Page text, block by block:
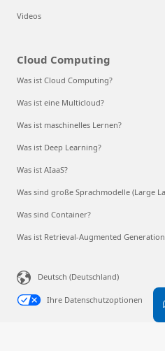
Videos
Cloud Computing
Was ist Cloud Computing?
Was ist eine Multicloud?
Was ist maschinelles Lernen?
Was ist Deep Learning?
Was ist AIaaS?
Was sind große Sprachmodelle (Large
Was sind Container?
Was ist Retrieval-Augmented Generation
Deutsch (Deutschland)
Ihre Datenschutzoptionen
Verbraucherdatenschutz für